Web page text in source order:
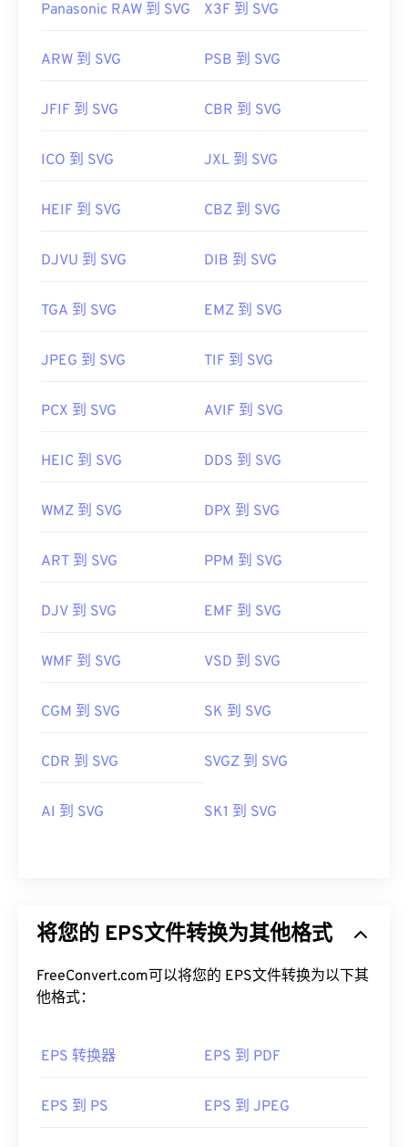
Panasonic RAW 到 SVG X3F 到 SVG
ARW 到 SVG PSB 到 SVG
JFIF 到 SVG CBR 到 SVG
ICO 到 SVG JXL 到 SVG
HEIF 到 SVG CBZ 到 SVG
DJVU 到 SVG DIB 到 SVG
TGA 到 SVG EMZ 到 SVG
JPEG 到 SVG TIF 到 SVG
PCX 到 SVG AVIF 到 SVG
HEIC 到 SVG DDS 到 SVG
WMZ 到 SVG DPX 到 SVG
ART 到 SVG PPM 到 SVG
DJV 到 SVG EMF 到 SVG
WMF 到 SVG VSD 到 SVG
CGM 到 SVG SK 到 SVG
CDR 到 SVG SVGZ 到 SVG
AI 到 SVG SK1 到 SVG
将您的 EPS文件转换为其他格式
FreeConvert.com可以将您的 EPS文件转换为以下其
他格式：
EPS 转换器 EPS 到 PDF
EPS 到 PS EPS 到 JPEG